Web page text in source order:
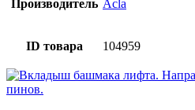
6201.
Производитель Acla
ID товара 104959